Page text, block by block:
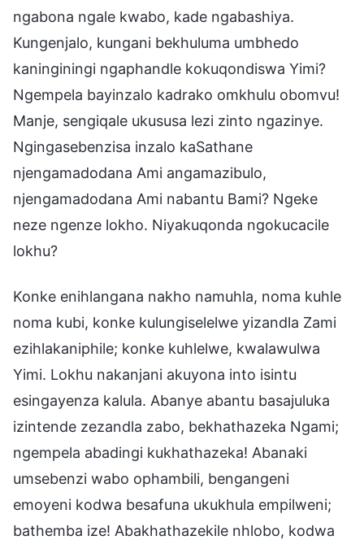
ngabona ngale kwabo, kade ngabashiya.
Kungenjalo, kungani bekhuluma umbhedo
kaninginingi ngaphandle kokuqondiswa Yimi?
Ngempela bayinzalo kadrako omkhulu obomvu!
Manje, sengiqale ukususa lezi zinto ngazinye.
Ngingasebenzisa inzalo kaSathane
njengamadodana Ami angamazibulo,
njengamadodana Ami nabantu Bami? Ngeke
neze ngenze lokho. Niyakuqonda ngokucacile
lokhu?
Konke enihlangana nakho namuhla, noma kuhle
noma kubi, konke kulungiselelwe yizandla Zami
ezihlakaniphile; konke kuhlelwe, kwalawulwa
Yimi. Lokhu nakanjani akuyona into isintu
esingayenza kalula. Abanye abantu basajuluka
izintende zezandla zabo, bekhathazeka Ngami;
ngempela abadingi kukhathazeka! Abanaki
umsebenzi wabo ophambili, bengangeni
emoyeni kodwa besafuna ukukhula empilweni;
bathemba ize! Abakhathazekile nhlobo, kodwa